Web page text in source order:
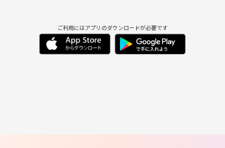
ご利用にはアプリのダウンロードが必要です